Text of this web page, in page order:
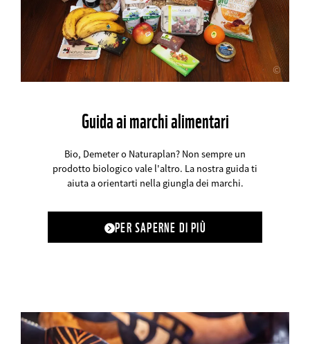
©
Guida ai marchi alimentari
Bio, Demeter o Naturaplan? Non sempre un
prodotto biologico vale l'altro. La nostra guida ti
aiuta a orientarti nella giungla dei marchi.
PER SAPERNE DI PIÙ